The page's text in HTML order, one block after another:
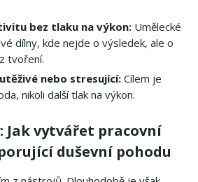
bez tlaku na výkon: Umělecké
dílny, kde nejde o výsledek, ale o
tvoření.
nebo stresující: Cílem je
nikoli další tlak na výkon.
Jak vytvářet pracovní
duševní pohodu